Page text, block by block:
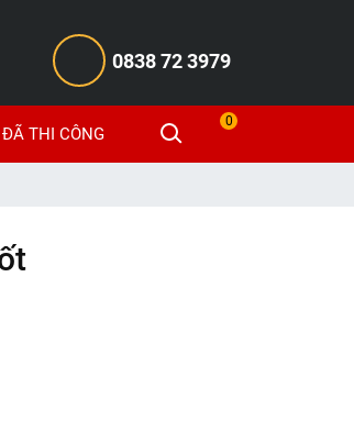
0838 72 3979
THI CÔNG
0